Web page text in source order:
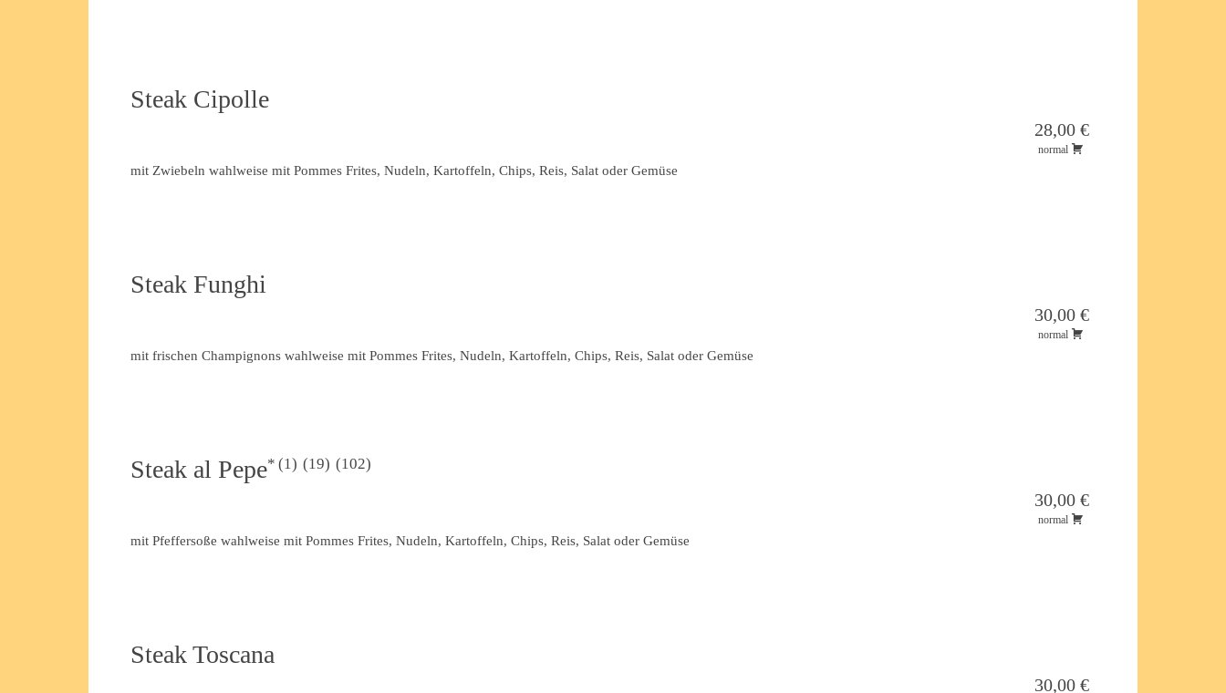
Steak Cipolle
28,00 €
normal
mit Zwiebeln wahlweise mit Pommes Frites, Nudeln, Kartoffeln, Chips, Reis, Salat oder Gemüse
Steak Funghi
30,00 €
normal
mit frischen Champignons wahlweise mit Pommes Frites, Nudeln, Kartoffeln, Chips, Reis, Salat oder Gemüse
Steak al Pepe 1 19 102
30,00 €
normal
mit Pfeffersoße wahlweise mit Pommes Frites, Nudeln, Kartoffeln, Chips, Reis, Salat oder Gemüse
Steak Toscana
30,00 €